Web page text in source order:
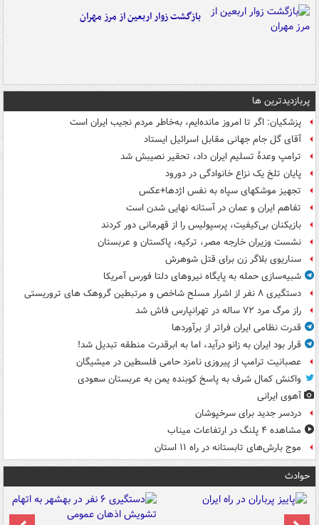
بازگشت زوار اربعین از مرز مهران
پربازدیدترین ها
پزشکیان: اگر تا امروز مانده‌ایم، به‌خاطر مردم نجیب ایران است
آقای گل جام جهانی مقابل اسرائیل ایستاد
ترامپ وعدۀ تسلیم ایران داد، تحقیر نصیبش شد
پایان تلخ یک نزاع خانوادگی در دورود
تجهیز موشکهای سپاه به نفس اژدها+عکس
تفاهم ایران و عمان در آستانه نهایی شدن است
بازیکنان بی‌کیفیت، پرسپولیس را از قهرمانی دور کردند
نشست وزیران خارجه مصر، ترکیه، پاکستان و عربستان
سناریوی بلاگر زن برای قتل شوهرش
شبیه‌سازی حمله به پایگاه نیروهای دلتا فورس آمریکا
دستگیری ۸ نفر از اشرار مسلح شاخص و مرتبطین گروهک های تروریستی
راز مرگ مرد ۷۲ ساله در تهرانپارس فاش شد
قدرت نظامی ایران فراتر از برآوردها
قرار بود ایران به زانو درآید، اما به ابرقدرت منطقه تبدیل شد!
عصبانیت ترامپ از پیروزی نامزد حامی فلسطین در میشیگان
واکنش کمال شرف به پاسخ کوبنده یمن به عربستان سعودی
آهوی ایرانی
دردسر جدید برای سرخپوشان
مشاهده ۴ پلنگ در ارتفاعات میناب
موج بارش‌های تابستانه در راه ۱۱ استان
حوادث